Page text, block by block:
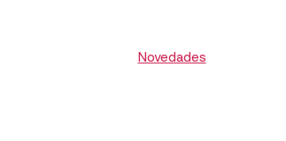
Novedades